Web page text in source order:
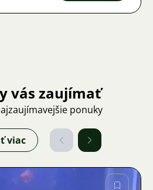
vás zaujímať
ponuky
viac